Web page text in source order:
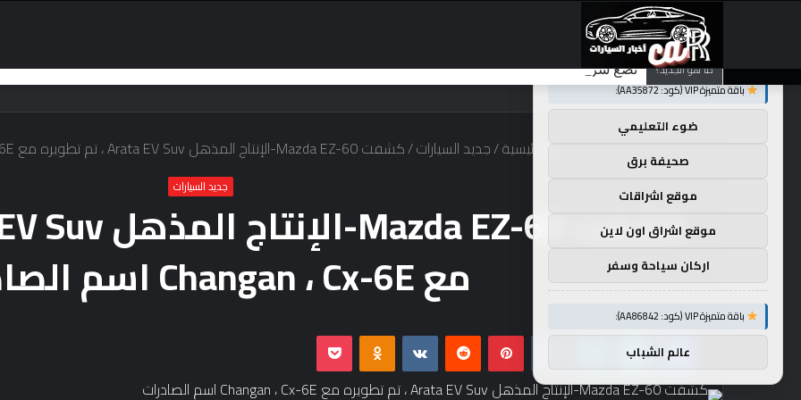
ما هو الجديد؟ تضع شركة BMW منافستها من الفئة G في حالة انتظار مع وصول الرياح المعاكسة في الصين إلى موطنها
الرئيسية/جديد السيارات/كشفت Mazda EZ-60-الإنتاج المذهل Arata EV Suv ، تم تطويره مع Changan ، Cx-6E اسم الصادرات
جديد السيارات
مع Changan ، Cx-6E اسم الصادرات
فيسبوكتويتر لينكدإن بينتيريست Odnoklassniki
بوكيت
توصيات :
باقة متميزة VIP (كود: AA35872):
ضوء التعليمي
صحيفة برق
موقع اشراقات
موقع اشراق اون لاين
اركان سياحة وسفر
باقة متميزة VIP (كود: AA86842):
عالم الشباب